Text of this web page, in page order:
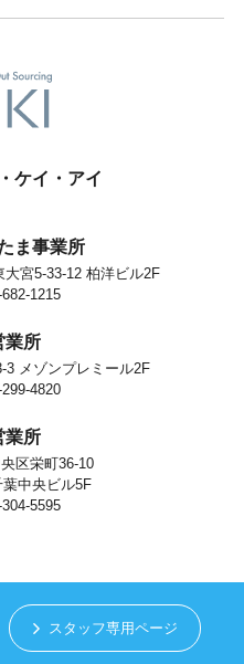
人情報を適切に管理し、次のい
うために当社が業務を委託する
る場合。
修正・削除などをご希望される
上、対応させていただきます。
用される日本の法令、その他規
内容を適宜見直し、その改善に
合せは下記までご連絡くださ
ケイ・アイ
ま事業所
宮5-33-12 柏洋ビル2F
1215
業所
3 メゾンプレミール2F
4820
業所
区栄町36-10
中央ビル5F
5595
スタッフ専用ページ